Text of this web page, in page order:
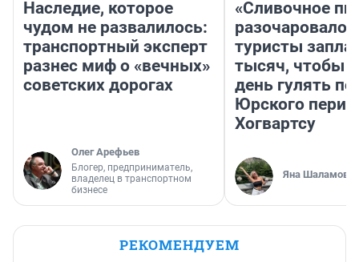
Наследие, которое
чудом не развалилось:
транспортный эксперт
разнес миф о «вечных»
советских дорогах
Олег Арефьев
Блогер, предприниматель,
владелец в транспортном
бизнесе
«Сливочное
разочаровало»:
туристы
тысяч, чтобы
день гулять по
Юрского
Хогвартсу
Яна Шаламова
РЕКОМЕНДУЕМ